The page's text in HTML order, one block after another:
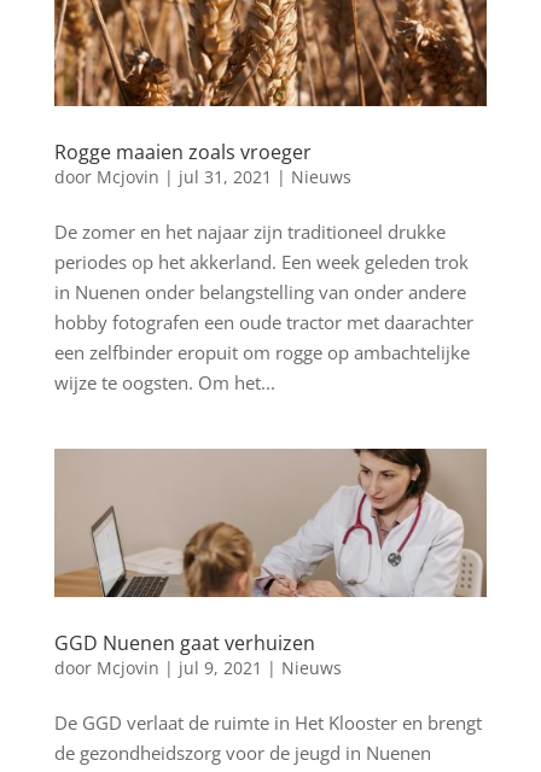
Rogge maaien zoals vroeger
door Mcjovin | jul 31, 2021 | Nieuws
De zomer en het najaar zijn traditioneel drukke
periodes op het akkerland. Een week geleden trok
in Nuenen onder belangstelling van onder andere
hobby fotografen een oude tractor met daarachter
een zelfbinder eropuit om rogge op ambachtelijke
wijze te oogsten. Om het...
GGD Nuenen gaat verhuizen
door Mcjovin | jul 9, 2021 | Nieuws
De GGD verlaat de ruimte in Het Klooster en brengt
de gezondheidszorg voor de jeugd in Nuenen